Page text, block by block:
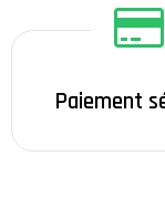
Paiement